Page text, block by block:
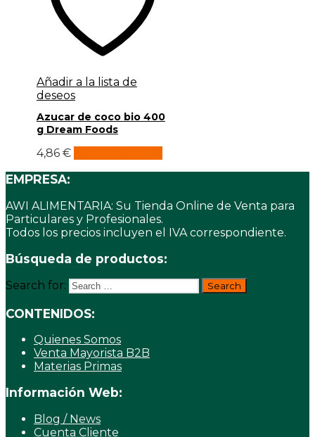
Añadir a la lista de
deseos
Azucar de coco bio 400
g Dream Foods
4,86 €
EMPRESA:
AWI ALIMENTARIA: Su Tienda Online de Venta para
Particulares y Profesionales.
Todos los precios incluyen el IVA correspondiente.
Búsqueda de productos:
Search for:
CONTENIDOS:
Quienes Somos
Venta Mayorista B2B
Materias Primas
Información Web:
Blog / News
Cuenta Cliente